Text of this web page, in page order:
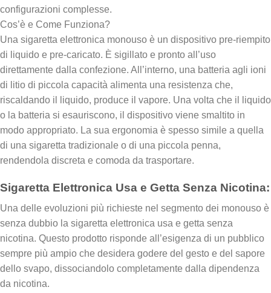
configurazioni complesse.
Cos’è e Come Funziona?
Una sigaretta elettronica monouso è un dispositivo pre-riempito
di liquido e pre-caricato. È sigillato e pronto all’uso
direttamente dalla confezione. All’interno, una batteria agli ioni
di litio di piccola capacità alimenta una resistenza che,
riscaldando il liquido, produce il vapore. Una volta che il liquido
o la batteria si esauriscono, il dispositivo viene smaltito in
modo appropriato. La sua ergonomia è spesso simile a quella
di una sigaretta tradizionale o di una piccola penna,
rendendola discreta e comoda da trasportare.
Sigaretta Elettronica Usa e Getta Senza Nicotina:
Una delle evoluzioni più richieste nel segmento dei monouso è
senza dubbio la sigaretta elettronica usa e getta senza
nicotina. Questo prodotto risponde all’esigenza di un pubblico
sempre più ampio che desidera godere del gesto e del sapore
dello svapo, dissociandolo completamente dalla dipendenza
da nicotina.